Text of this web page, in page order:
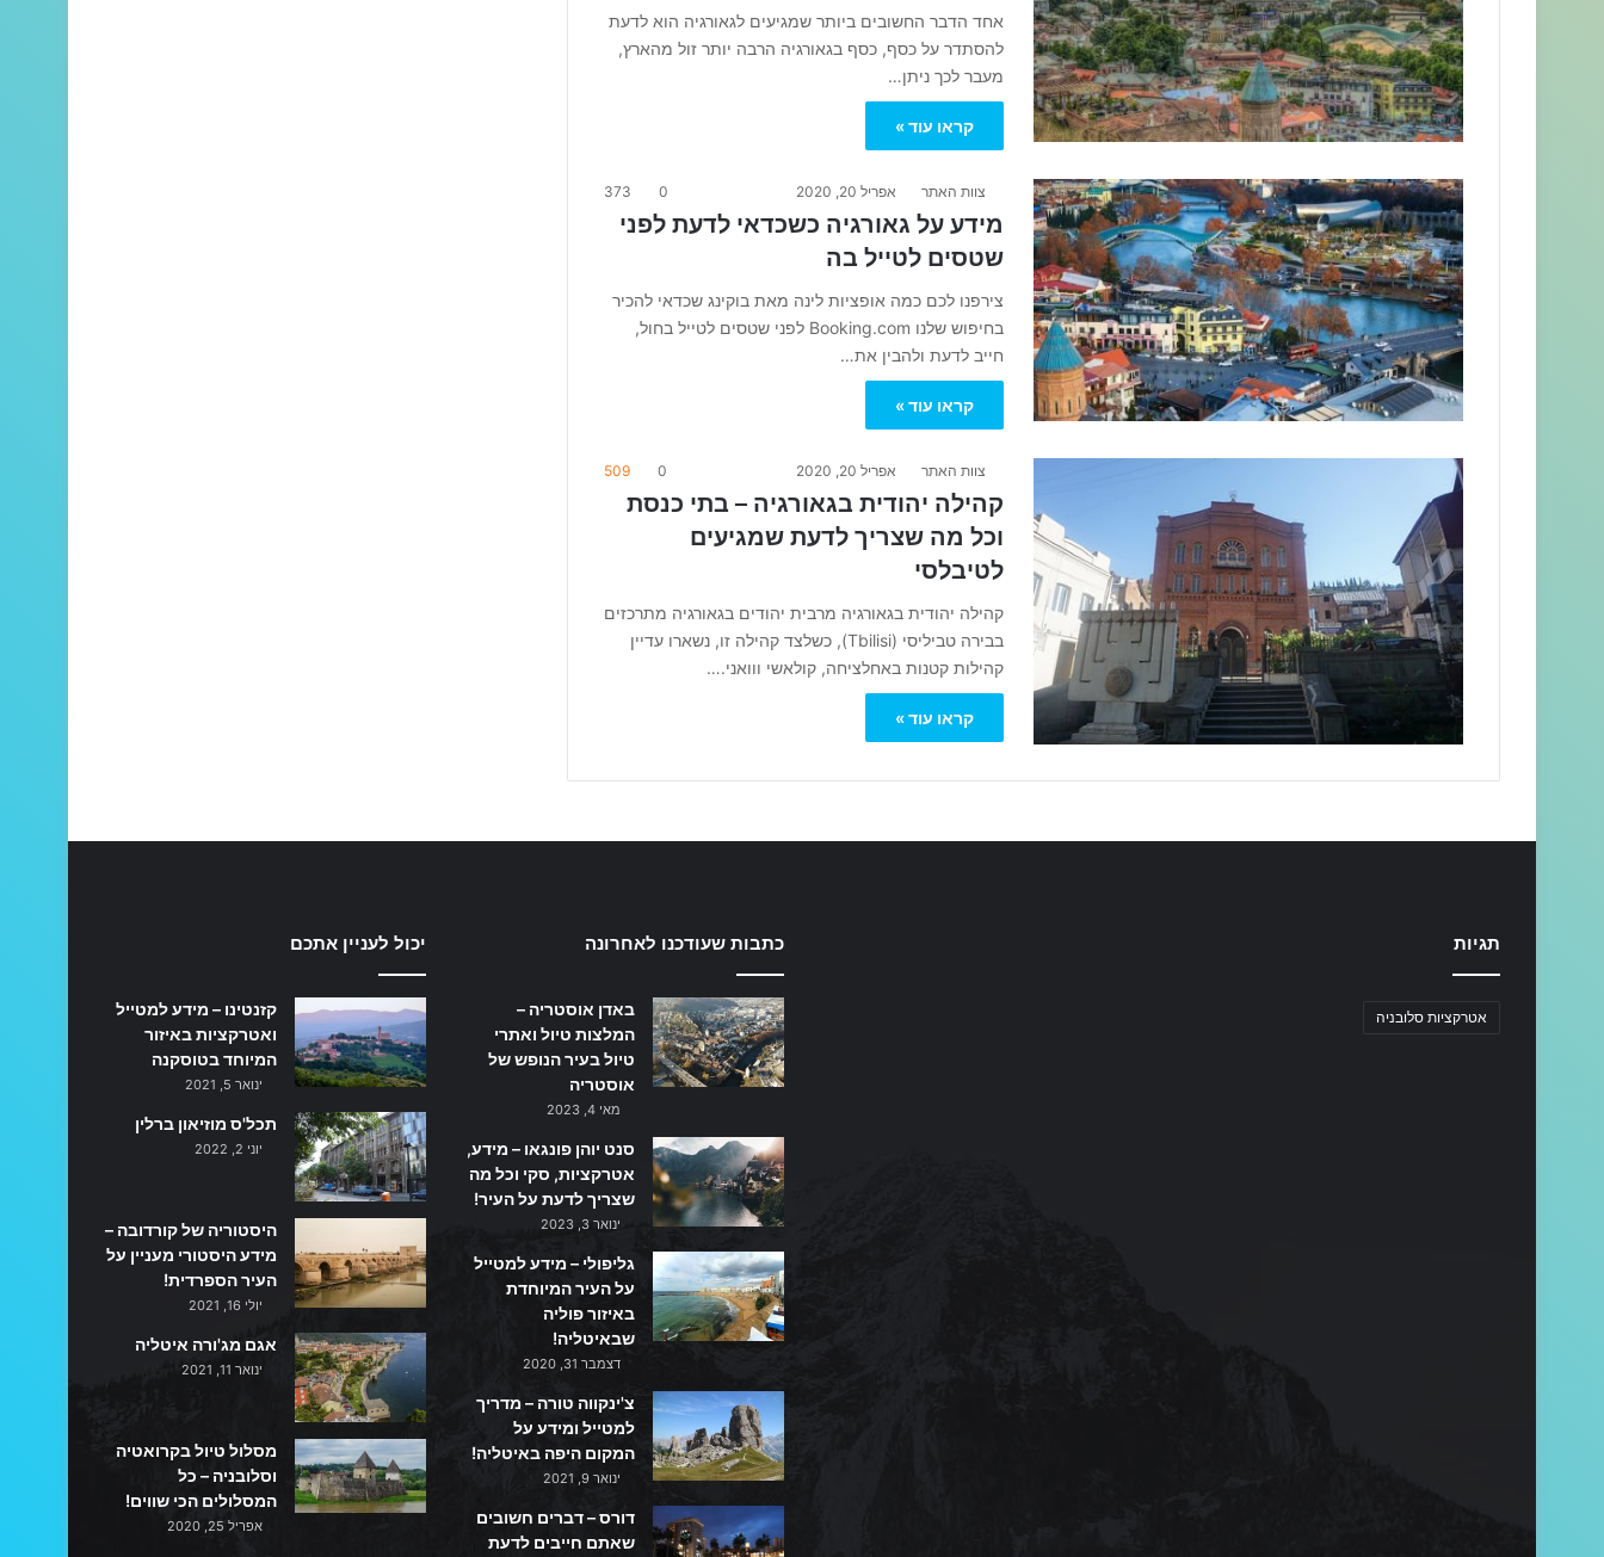
אחד הדבר החשובים ביותר שמגיעים לגאורגיה הוא לדעת
להסתדר על כסף, כסף בגאורגיה הרבה יותר זול מהארץ,
מעבר לכך ניתן…
קראו עוד »
צוות האתר אפריל 20, 2020 0
373
מידע על גאורגיה כשכדאי לדעת לפני
שטסים לטייל בה
צירפנו לכם כמה אופציות לינה מאת בוקינג שכדאי להכיר
בחיפוש שלנו Booking.com לפני שטסים לטייל בחול,
חייב לדעת ולהבין את…
קראו עוד »
צוות האתר אפריל 20, 2020 0
509
קהילה יהודית בגאורגיה – בתי כנסת
וכל מה שצריך לדעת שמגיעים
לטיבלסי
קהילה יהודית בגאורגיה מרבית יהודים בגאורגיה מתרכזים
בבירה טביליסי (Tbilisi), כשלצד קהילה זו, נשארו עדיין
קהילות קטנות באחלציחה, קולאשי ווואני.…
קראו עוד »
תגיות
אטרקציות סלובניה
כתבות שעודכנו לאחרונה
באדן אוסטריה –
המלצות טיול ואתרי
טיול בעיר הנופש של
אוסטריה
מאי 4, 2023
סנט יוהן פונגאו – מידע,
אטרקציות, סקי וכל מה
שצריך לדעת על העיר!
ינואר 3, 2023
גליפולי – מידע למטייל
על העיר המיוחדת
באיזור פוליה
שבאיטליה!
דצמבר 31, 2020
צ'ינקווה טורה – מדריך
למטייל ומידע על
המקום היפה באיטליה!
ינואר 9, 2021
דורס – דברים חשובים
שאתם חייבים לדעת
יכול לעניין אתכם
קזנטינו – מידע למטייל
ואטרקציות באיזור
המיוחד בטוסקנה
ינואר 5, 2021
תכל'ס מוזיאון ברלין
יוני 2, 2022
היסטוריה של קורדובה –
מידע היסטורי מעניין על
העיר הספרדית!
יולי 16, 2021
אגם מג'ורה איטליה
ינואר 11, 2021
מסלול טיול בקרואטיה
וסלובניה – כל
המסלולים הכי שווים!
אפריל 25, 2020